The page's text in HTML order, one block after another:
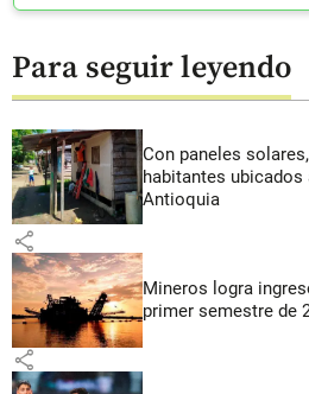
Para seguir leyendo
Con paneles
habitantes
Antioquia
share
Mineros logra
primer semestre de
share